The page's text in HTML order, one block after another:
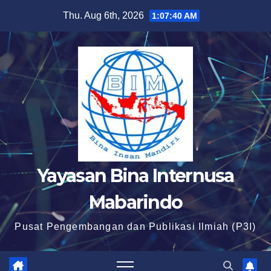
content
Thu. Aug 6th, 2026 1:07:40 AM
Yayasan Bina Internusa
Mabarindo
Pusat Pengembangan dan Publikasi Ilmiah (P3I)